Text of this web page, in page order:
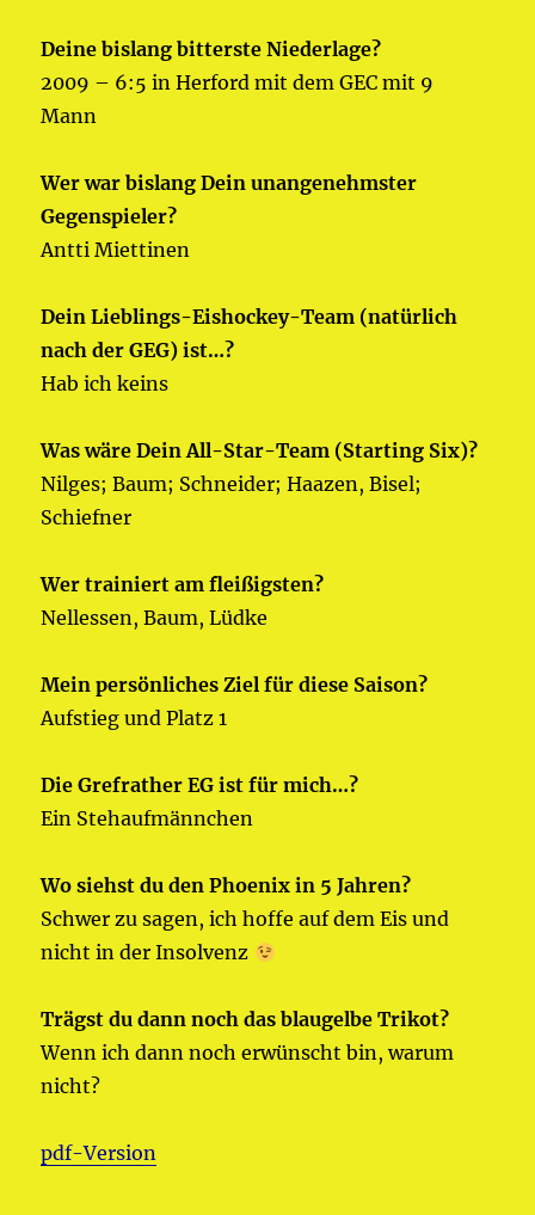
Deine bislang bitterste Niederlage?
2009 – 6:5 in Herford mit dem GEC mit 9
Mann
Wer war bislang Dein unangenehmster
Gegenspieler?
Antti Miettinen
Dein Lieblings-Eishockey-Team (natürlich
nach der GEG) ist…?
Hab ich keins
Was wäre Dein All-Star-Team (Starting Six)?
Nilges; Baum; Schneider; Haazen, Bisel;
Schiefner
Wer trainiert am fleißigsten?
Nellessen, Baum, Lüdke
Mein persönliches Ziel für diese Saison?
Aufstieg und Platz 1
Die Grefrather EG ist für mich…?
Ein Stehaufmännchen
Wo siehst du den Phoenix in 5 Jahren?
Schwer zu sagen, ich hoffe auf dem Eis und
nicht in der Insolvenz
Trägst du dann noch das blaugelbe Trikot?
Wenn ich dann noch erwünscht bin, warum
nicht?
pdf-Version